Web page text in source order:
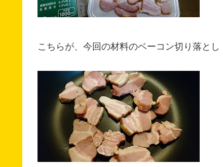
こちらが、今回の材料のベーコン切り落と